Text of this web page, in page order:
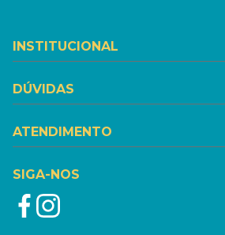
INSTITUCIONAL
DÚVIDAS
ATENDIMENTO
SIGA-NOS